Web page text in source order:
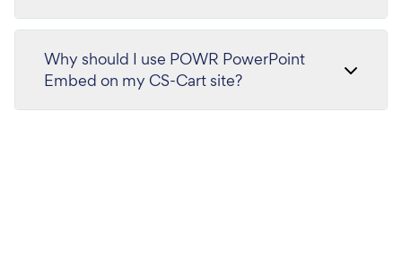
Why should I use POWR PowerPoint
Embed on my CS-Cart site?